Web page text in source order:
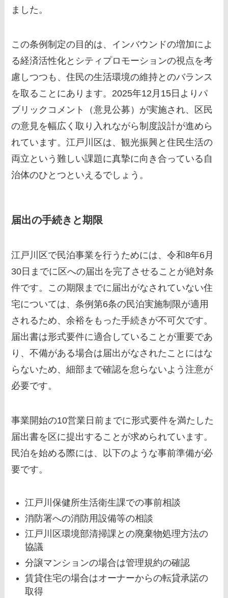
ました。
この条例制定の目的は、インバウンドの増加によ
る経済活性化とシティプロモーションの視点を考
慮しつつも、住民の生活環境の維持とのバランス
を取ることにあります。2025年12月15日よりパ
ブリックコメント（意見公募）が実施され、区民
の意見を幅広く取り入れながら制度設計が進めら
れています。江戸川区は、観光振興と住民生活の
両立という難しい課題に真摯に向き合っている自
治体のひとつといえるでしょう。
届出の手続きと期限
江戸川区で民泊事業を行うためには、令和8年6月
30日までに区への届出を完了させることが絶対条
件です。この期限までに届出がなされていない住
宅については、条例第6条の民泊実施制限が適用
されるため、余裕をもった手続きが不可欠です。
届出書は形式要件に適合していることが重要であ
り、不備がある場合は届出がなされたことにはな
らないため、細部まで確認を怠らないよう注意が
必要です。
事業開始の10営業日前までに形式要件を満たした
届出書を区に提出することが求められています。
民泊を始める際には、以下のような事前準備が必
要です。
江戸川保健所生活衛生課での事前相談
消防署への消防用設備等の相談
江戸川区環境部清掃課との廃棄物処理方法の
協議
分譲マンションの場合は管理規約の確認
賃貸住宅の場合はオーナーからの転貸承諾の
取得